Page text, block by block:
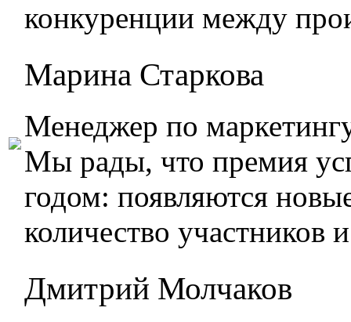
конкуренции между
Марина Старкова
Менеджер по
Мы рады, что премия
годом: появляются
количество участников
Дмитрий Молчаков